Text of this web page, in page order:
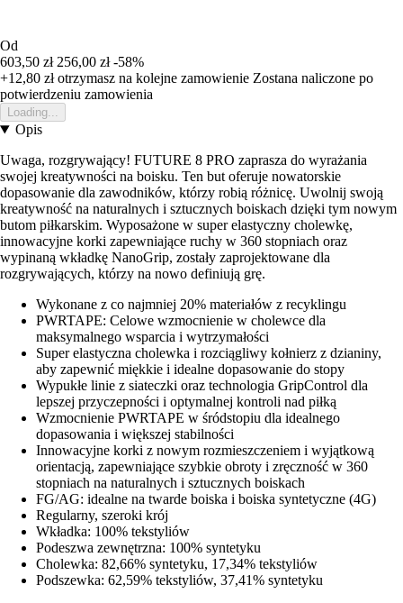
Od
603,50 zł 256,00 zł -58%
+12,80 złotrzymasz na kolejne zamowienie Zostana naliczone po
potwierdzeniu zamowienia
Loading...
Opis
Uwaga, rozgrywający! FUTURE 8 PRO zaprasza do wyrażania
swojej kreatywności na boisku. Ten but oferuje nowatorskie
dopasowanie dla zawodników, którzy robią różnicę. Uwolnij swoją
kreatywność na naturalnych i sztucznych boiskach dzięki tym nowym
butom piłkarskim. Wyposażone w super elastyczny cholewkę,
innowacyjne korki zapewniające ruchy w 360 stopniach oraz
wypinaną wkładkę NanoGrip, zostały zaprojektowane dla
rozgrywających, którzy na nowo definiują grę.
Wykonane z co najmniej 20% materiałów z recyklingu
PWRTAPE: Celowe wzmocnienie w cholewce dla
maksymalnego wsparcia i wytrzymałości
Super elastyczna cholewka i rozciągliwy kołnierz z dzianiny,
aby zapewnić miękkie i idealne dopasowanie do stopy
Wypukłe linie z siateczki oraz technologia GripControl dla
lepszej przyczepności i optymalnej kontroli nad piłką
Wzmocnienie PWRTAPE w śródstopiu dla idealnego
dopasowania i większej stabilności
Innowacyjne korki z nowym rozmieszczeniem i wyjątkową
orientacją, zapewniające szybkie obroty i zręczność w 360
stopniach na naturalnych i sztucznych boiskach
FG/AG: idealne na twarde boiska i boiska syntetyczne (4G)
Regularny, szeroki krój
Wkładka: 100% tekstyliów
Podeszwa zewnętrzna: 100% syntetyku
Cholewka: 82,66% syntetyku, 17,34% tekstyliów
Podszewka: 62,59% tekstyliów, 37,41% syntetyku